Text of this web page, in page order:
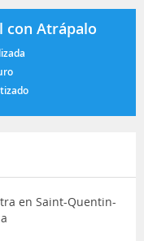
con Atrápalo
en Saint-Quentin-